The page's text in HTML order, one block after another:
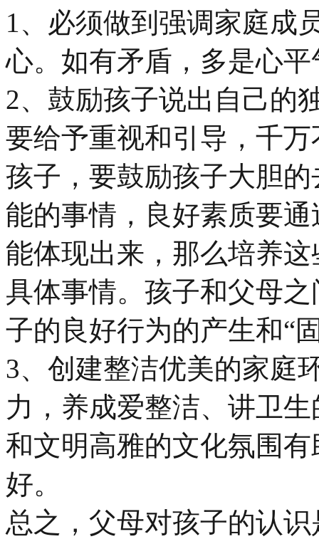
1、必须做到强调家庭成
心。如有矛盾，多是心
2、鼓励孩子说出自己的
要给予重视和引导，千
孩子，要鼓励孩子大胆
能的事情，良好素质要
能体现出来，那么培养
具体事情。孩子和父母
子的良好行为的产生和“
3、创建整洁优美的家庭
力，养成爱整洁、讲卫
和文明高雅的文化氛围
好。
总之，父母对孩子的认